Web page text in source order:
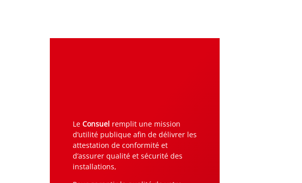
Le Consuel remplit une mission
d’utilité publique afin de délivrer les
attestation de conformité et
d’assurer qualité et sécurité des
installations,